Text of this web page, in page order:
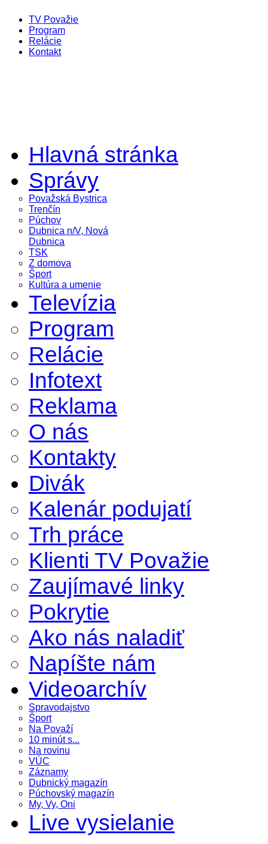
TV Považie
Program
Relácie
Kontakt
Hlavná stránka
Správy
Považská Bystrica
Trenčín
Púchov
Dubnica n/V, Nová
Dubnica
TSK
Z domova
Šport
Kultúra a umenie
Televízia
Program
Relácie
Infotext
Reklama
O nás
Kontakty
Divák
Kalenár podujatí
Trh práce
Klienti TV Považie
Zaujímavé linky
Pokrytie
Ako nás naladiť
Napíšte nám
Videoarchív
Spravodajstvo
Šport
Na Považí
10 minút s...
Na rovinu
VÚC
Záznamy
Dubnický magazín
Púchovský magazín
My, Vy, Oni
Live vysielanie